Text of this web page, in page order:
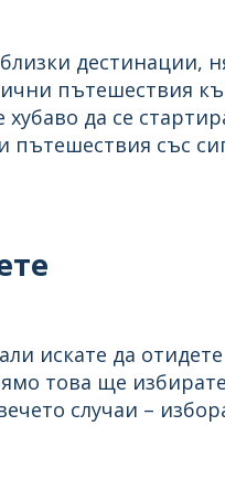
дестинации,
пътешествия
да се
със
искате да
това ще
случаи –